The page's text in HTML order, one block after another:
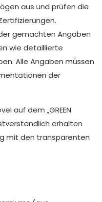
aus und prüfen die
gemachten Angaben
wie detaillierte
Alle Angaben müssen
der
auf dem „GREEN
erhalten
mit den transparenten